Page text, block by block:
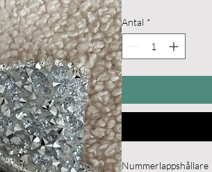
Antal *
Nummerlappshållare